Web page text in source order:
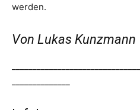
werden.
Von Lukas Kunzmann